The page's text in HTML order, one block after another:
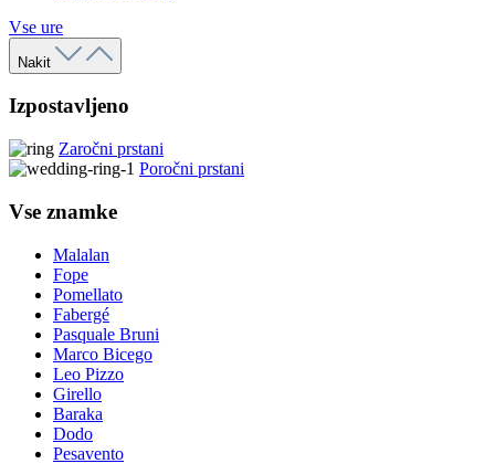
Vse ure
Nakit
Izpostavljeno
Zaročni prstani
Poročni prstani
Vse znamke
Malalan
Fope
Pomellato
Fabergé
Pasquale Bruni
Marco Bicego
Leo Pizzo
Girello
Baraka
Dodo
Pesavento